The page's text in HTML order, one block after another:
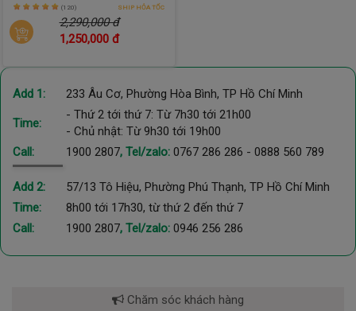
nóng lưng và rung toàn thân
(120) SHIP HỎA TỐC
2,290,000 đ
1,250,000 đ
Add 1: 233 Âu Cơ, Phường Hòa Bình, TP Hồ Chí Minh
Time:
- Thứ 2 tới thứ 7: Từ 7h30 tới 21h00
- Chủ nhật: Từ 9h30 tới 19h00
Call:
1900 2807, Tel/zalo: 0767 286 286 - 0888 560 789
Add 2:
57/13 Tô Hiệu, Phường Phú Thạnh, TP Hồ Chí Minh
Time:
8h00 tới 17h30, từ thứ 2 đến thứ 7
Call:
1900 2807, Tel/zalo: 0946 256 286
Chăm sóc khách hàng